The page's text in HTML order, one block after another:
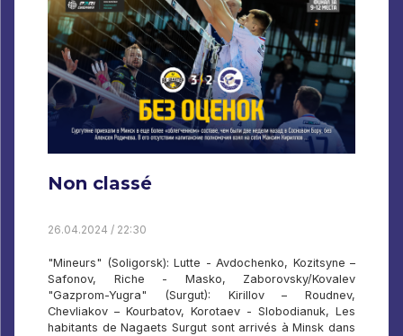
Non classé
26.04.2024 / 22:30
"Mineurs" (Soligorsk): Lutte - Avdochenko, Kozitsyne –
Safonov, Riche - Masko, Zaborovsky/Kovalev
"Gazprom-Yugra" (Surgut): Kirillov – Roudnev,
Chevliakov – Kourbatov, Korotaev - Slobodianuk, Les
habitants de Nagaets Surgut sont arrivés à Minsk dans